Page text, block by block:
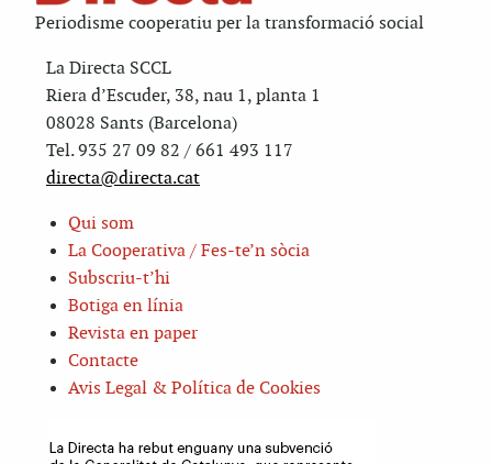
Periodisme cooperatiu per la transformació social
La Directa SCCL
Riera d’Escuder, 38, nau 1, planta 1
08028 Sants (Barcelona)
Tel. 935 27 09 82 / 661 493 117
directa@directa.cat
Qui som
La Cooperativa / Fes-te’n sòcia
Subscriu-t’hi
Botiga en línia
Revista en paper
Contacte
Avis Legal & Política de Cookies